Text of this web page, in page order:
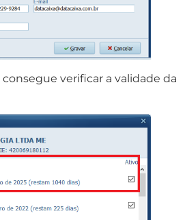
verificar a validade da